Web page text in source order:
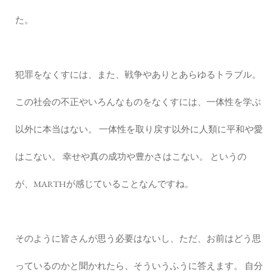
た。
犯罪をなくすには、また、戦争やありとあらゆるトラブル。
この社会の不正やいろんなものをなくすには、一体性を学ぶ
以外に本当はない。 一体性を取り戻す以外に人類に平和や愛
はこない。 幸せや真の成功や豊かさはこない。 というの
が、MARTHが感じていることなんですね。
そのように皆さんが思う必要はないし、ただ、お前はどう思
っているのかと聞かれたら、そういうふうに答えます。 自分